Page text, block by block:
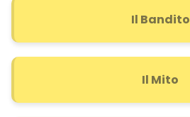
Il Bandito
Il Mito